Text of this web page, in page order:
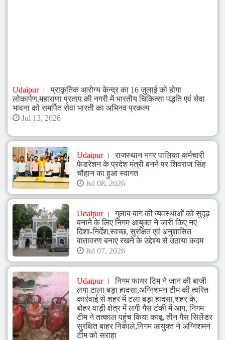
Udaipur
प्राकृतिक आरोग्य केन्द्र का 16 जुलाई को होगा
लोकार्पण,महाराणा प्रताप की नगरी में भारतीय चिकित्सा पद्धति एवं सेवा
भावना को समर्पित सेवा भारती का अभिनव प्रकल्प
Jul 13, 2026
Udaipur
राजस्थान नगर पालिका कर्मचारी
फेडरेशन के प्रदेश मंत्री बनने पर शिवराज सिंह
चौहान का हुआ स्वागत
Jul 08, 2026
Udaipur
गुलाब बाग की व्यवस्थाओं को सुदृढ़
बनाने के लिए निगम आयुक्त ने जारी किए नए
दिशा-निर्देश,स्वच्छ, सुरक्षित एवं अनुशासित
वातावरण बनाए रखने के उद्देश्य से उठाया कदम
Jul 07, 2026
Udaipur
निगम फायर टिम ने जान की बाजी
लगा टाला बड़ा हादसा,अग्निशमन टीम की त्वरित
कार्रवाई से शहर में टला बड़ा हादसा,शहर के,
बोहर वाड़ी क्षेत्र में लगी गैस टंकी में आग, निगम
टीम ने तत्काल पहुंच किया काबू, तीन गैस सिलेंडर
सुरक्षित बाहर निकाले,निगम आयुक्त ने अग्निशमन
टीम को सराहा